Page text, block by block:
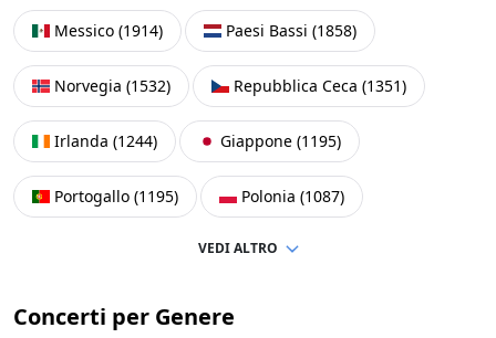
Messico (1914) Paesi Bassi (1858)
Norvegia (1532) Repubblica Ceca (1351)
Irlanda (1244) Giappone (1195)
Portogallo (1195) Polonia (1087)
Brasile
VEDI ALTRO
Concerti per Genere